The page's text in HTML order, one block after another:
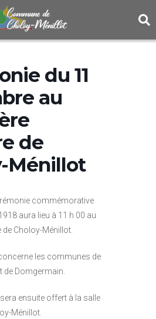
du 11
au
de
Ménillot
commémorative
aura lieu à 11 h 00 au
de Choloy-Ménillot.
les communes de
de Domgermain.
ensuite offert à la salle
Ménillot.